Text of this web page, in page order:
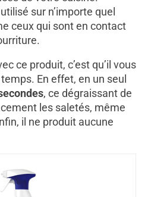
sur n’importe quel
ceux qui sont en contact
ce produit, c’est qu’il vous
En effet, en un seul
, ce dégraissant de
les saletés, même
il ne produit aucune